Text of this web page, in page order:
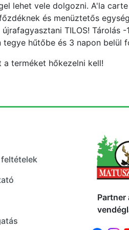
lehet vele dolgozni. A'la
és menüztetős
újrafagyasztani TILOS! Tárolás
tegye hűtőbe és 3 napon belül
a terméket hőkezelni kell!
Partner